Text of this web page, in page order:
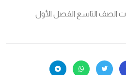
الصف التاسع الفصل الأول